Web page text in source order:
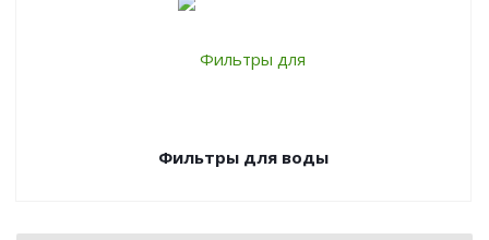
Фильтры для воды